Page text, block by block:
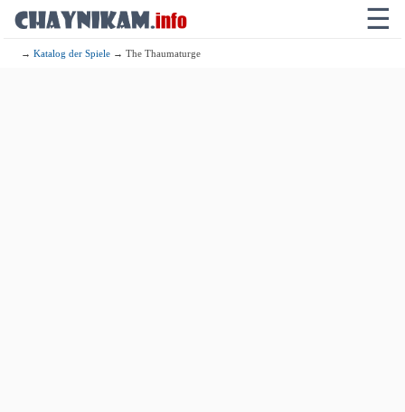
☰
→Katalog der Spiele → The Thaumaturge